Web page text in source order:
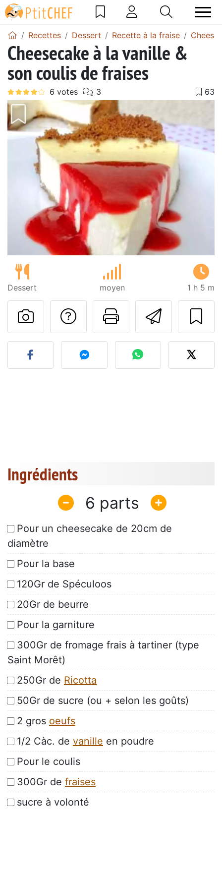
Recettes Dessert Recette à la fraise
Cheesecake à la vanille &
son coulis de fraises
Dessert moyen 1 h 5 m
Imprimer
Poser une
Publier votre photo de
Ingrédients
6
Pour un cheesecake de 20cm de
diamètre
Pour la base
120Gr de Spéculoos
20Gr de beurre
Pour la garniture
300Gr de fromage frais à tartiner (type
Saint Morêt)
250Gr de Ricotta
50Gr de sucre (ou + selon les goûts)
2 gros oeufs
1/2 Càc. de vanille en poudre
Pour le coulis
300Gr de fraises
sucre à volonté